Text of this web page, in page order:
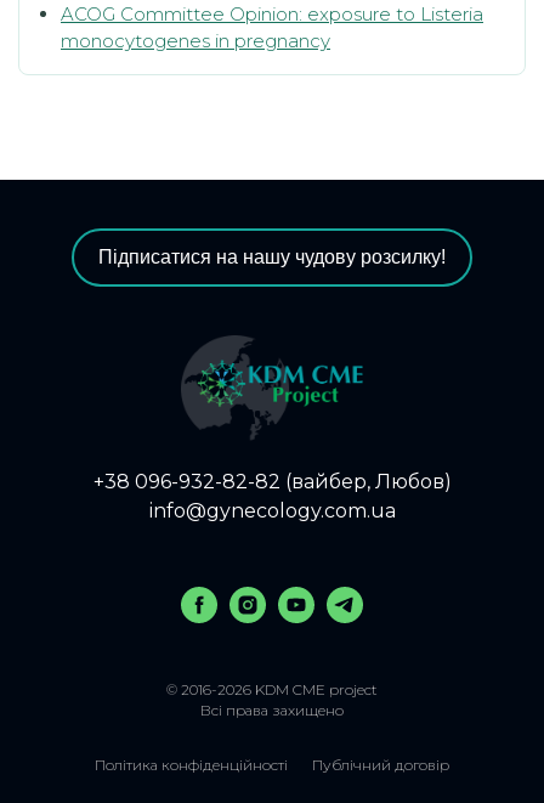
ACOG Committee Opinion: exposure to Listeria
monocytogenes in pregnancy
Підписатися на нашу чудову розсилку!
+38 096-932-82-82 (вайбер, Любов)
info@gynecology.com.ua
© 2016-2026 KDM CME project
Всі права захищено
Політика конфіденційності Публічний договір